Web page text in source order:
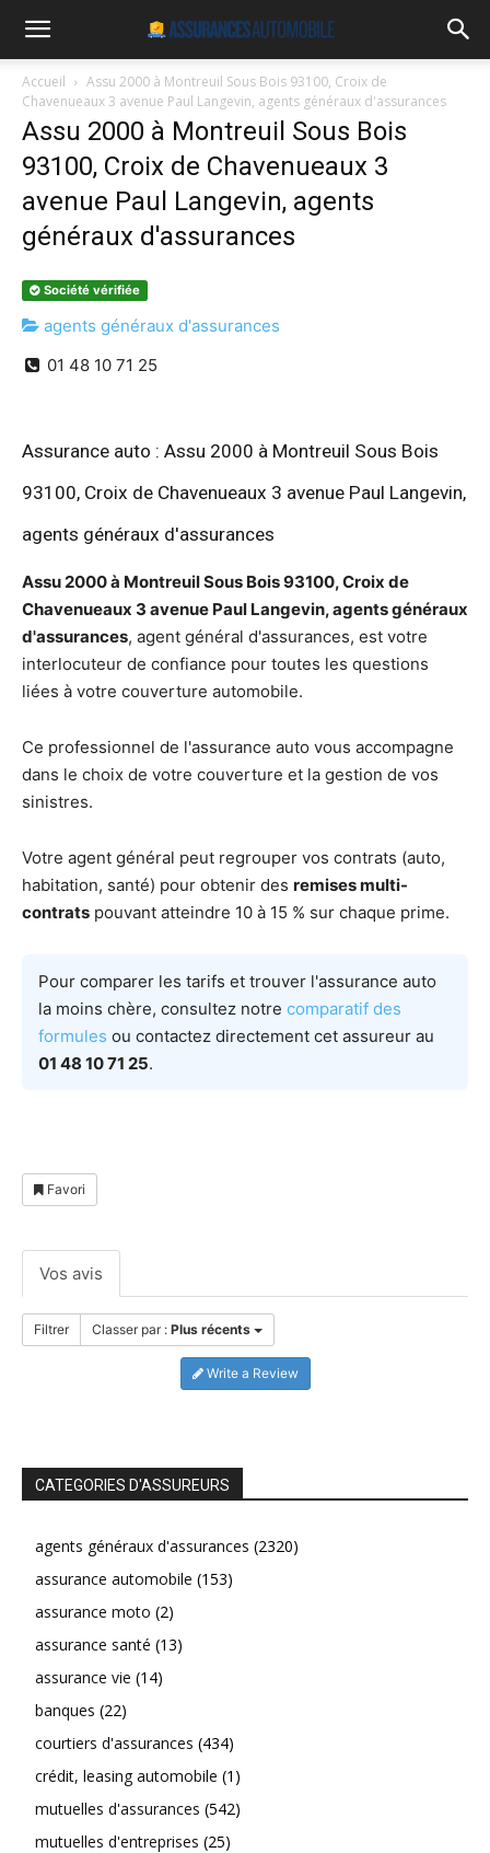
Accueil
Assu 2000 à Montreuil Sous Bois 93100, Croix de
Chavenueaux 3 avenue Paul Langevin, agents généraux d'assurances
Assu 2000 à Montreuil Sous Bois
93100, Croix de Chavenueaux 3
avenue Paul Langevin, agents
généraux d'assurances
Société vérifiée
agents généraux d'assurances
01 48 10 71 25
Assurance auto : Assu 2000 à Montreuil Sous Bois
93100, Croix de Chavenueaux 3 avenue Paul Langevin,
agents généraux d'assurances
Assu 2000 à Montreuil Sous Bois 93100, Croix de
Chavenueaux 3 avenue Paul Langevin, agents généraux
d'assurances, agent général d'assurances, est votre
interlocuteur de confiance pour toutes les questions
liées à votre couverture automobile.
Ce professionnel de l'assurance auto vous accompagne
dans le choix de votre couverture et la gestion de vos
sinistres.
Votre agent général peut regrouper vos contrats (auto,
habitation, santé) pour obtenir des remises multi-
contrats pouvant atteindre 10 à 15 % sur chaque prime.
Pour comparer les tarifs et trouver l'assurance auto
la moins chère, consultez notre comparatif des
formules ou contactez directement cet assureur au
01 48 10 71 25.
Favori
Vos avis
Filtrer Classer par : Plus récents
Write a Review
CATEGORIES D'ASSUREURS
agents généraux d'assurances (2320)
assurance automobile (153)
assurance moto (2)
assurance santé (13)
assurance vie (14)
banques (22)
courtiers d'assurances (434)
crédit, leasing automobile (1)
mutuelles d'assurances (542)
mutuelles d'entreprises (25)